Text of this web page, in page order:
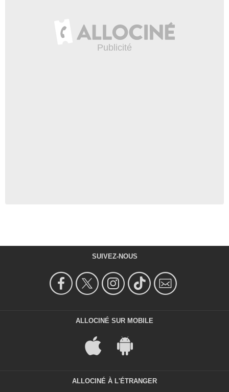
SUIVEZ-NOUS
ALLOCINÉ SUR MOBILE
ALLOCINÉ À L'ÉTRANGER